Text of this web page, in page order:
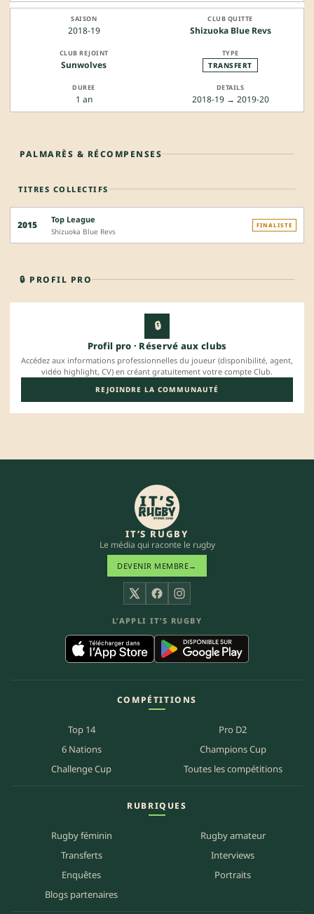
2018-19 Shizuoka Blue Revs
Sunwolves TRANSFERT
1 an 2018-19 → 2019-20
PALMARÈS & RÉCOMPENSES
TITRES COLLECTIFS
2015 Top League
Shizuoka Blue Revs
FINALISTE
🔒 PROFIL PRO
🔒
Profil pro · Réservé aux clubs
Accédez aux informations professionnelles du joueur (disponibilité, agent,
vidéo highlight, CV) en créant gratuitement votre compte Club.
REJOINDRE LA COMMUNAUTÉ
IT’S RUGBY
Le média qui raconte le rugby
DEVENIR MEMBRE→
X FacebookInstagram
L’APPLI IT’S RUGBY
COMPÉTITIONS
Top 14
Pro D2
6 Nations
Champions Cup
Challenge Cup
Toutes les compétitions
RUBRIQUES
Rugby féminin
Rugby amateur
Transferts
Interviews
Enquêtes
Portraits
Blogs partenaires